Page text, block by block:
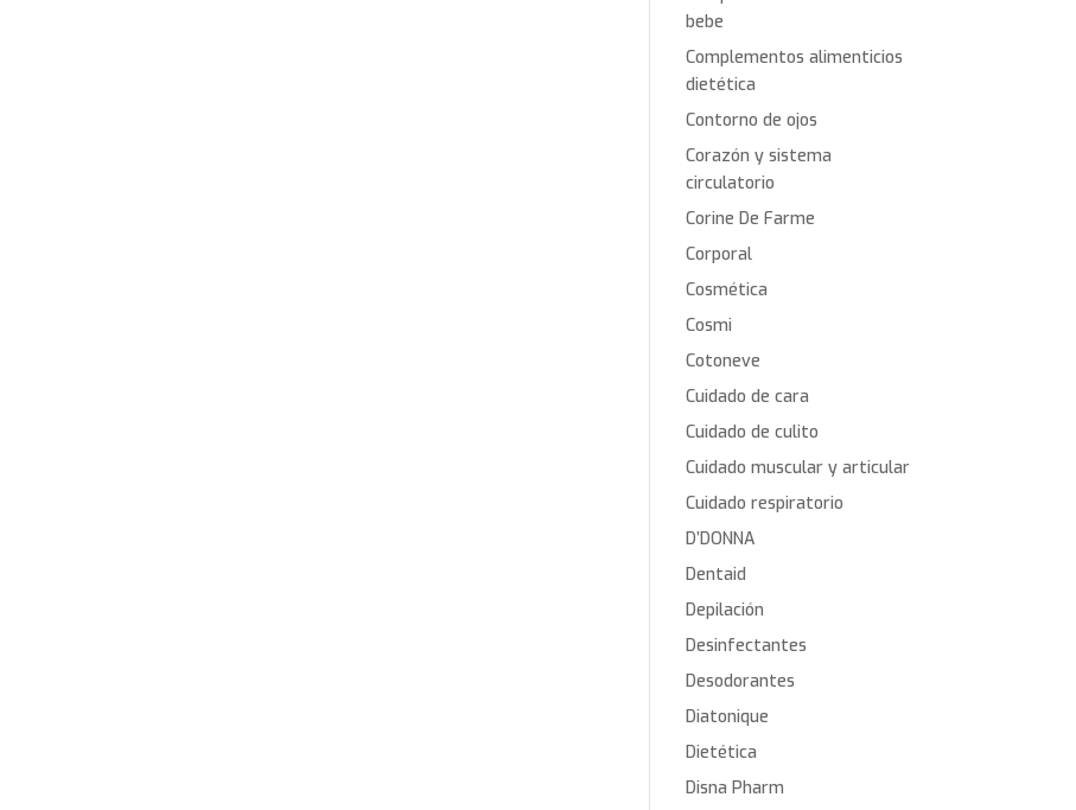
bebe
Complementos alimenticios
dietética
Contorno de ojos
Corazón y sistema
circulatorio
Corine De Farme
Corporal
Cosmética
Cosmi
Cotoneve
Cuidado de cara
Cuidado de culito
Cuidado muscular y articular
Cuidado respiratorio
D’DONNA
Dentaid
Depilación
Desinfectantes
Desodorantes
Diatonique
Dietética
Disna Pharm